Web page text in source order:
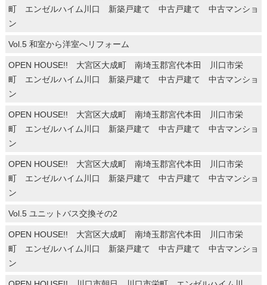
町 エンゼルハイム川口 新築戸建て 中古戸建て 中古マンショ
ン
Vol.5 和室から洋室へリフォーム
OPEN HOUSE!! 大宮区大成町 南埼玉郡宮代本田 川口市栄
町 エンゼルハイム川口 新築戸建て 中古戸建て 中古マンショ
ン
OPEN HOUSE!! 大宮区大成町 南埼玉郡宮代本田 川口市栄
町 エンゼルハイム川口 新築戸建て 中古戸建て 中古マンショ
ン
OPEN HOUSE!! 大宮区大成町 南埼玉郡宮代本田 川口市栄
町 エンゼルハイム川口 新築戸建て 中古戸建て 中古マンショ
ン
Vol.5 ユニットバス交換その2
OPEN HOUSE!! 大宮区大成町 南埼玉郡宮代本田 川口市栄
町 エンゼルハイム川口 新築戸建て 中古戸建て 中古マンショ
ン